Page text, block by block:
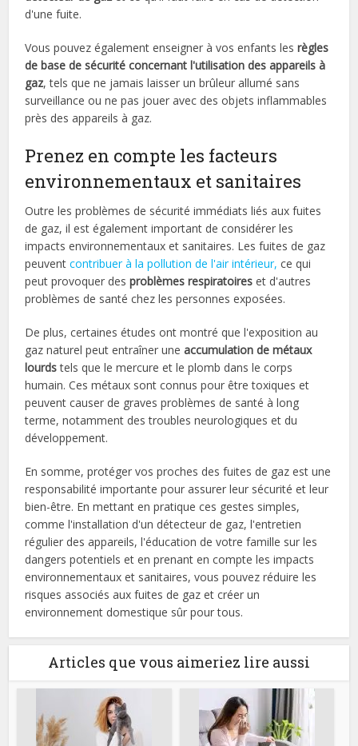
d'une fuite.
Vous pouvez également enseigner à vos enfants les règles
de base de sécurité concernant l'utilisation des appareils à
gaz, tels que ne jamais laisser un brûleur allumé sans
surveillance ou ne pas jouer avec des objets inflammables
près des appareils à gaz.
Prenez en compte les facteurs
environnementaux et sanitaires
Outre les problèmes de sécurité immédiats liés aux fuites
de gaz, il est également important de considérer les
impacts environnementaux et sanitaires. Les fuites de gaz
peuventcontribuer à la pollution de l'air intérieur, ce qui
peut provoquer desproblèmes respiratoires et d'autres
problèmes de santé chez les personnes exposées.
De plus, certaines études ont montré que l'exposition au
gaz naturel peut entraîner uneaccumulation de métaux
lourdstels que le mercure et le plomb dans le corps
humain. Ces métaux sont connus pour être toxiques et
peuvent causer de graves problèmes de santé à long
terme, notamment des troubles neurologiques et du
développement.
En somme, protéger vos proches des fuites de gaz est une
responsabilité importante pour assurer leur sécurité et leur
bien-être. En mettant en pratique ces gestes simples,
comme l'installation d'un détecteur de gaz, l'entretien
régulier des appareils, l'éducation de votre famille sur les
dangers potentiels et en prenant en compte les impacts
environnementaux et sanitaires, vous pouvez réduire les
risques associés aux fuites de gaz et créer un
environnement domestique sûr pour tous.
Articles que vous aimeriez lire aussi